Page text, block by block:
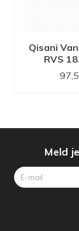
Qisani
RVS
Meld